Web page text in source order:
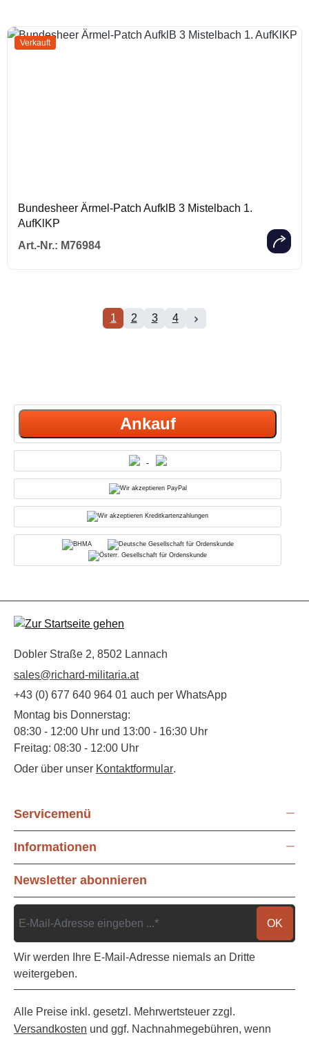
Ankauf
Verkauft
Bundesheer Ärmel-Patch AufklB 3 Mistelbach 1.
AufKlKP
Art.-Nr.: M76984
Regulärer
Seite
1 Seite
2 Seite
3 Seite
4
Dobler Straße 2, 8502 Lannach
sales@richard-militaria.at
+43 (0) 677 640 964 01 auch per WhatsApp
Montag bis Donnerstag:
08:30 - 12:00 Uhr und 13:00 - 16:30 Uhr
Freitag: 08:30 - 12:00 Uhr
Oder über unser Kontaktformular.
Servicemenü
Informationen
Newsletter abonnieren
OK
Wir werden Ihre E-Mail-Adresse niemals an Dritte
weitergeben.
Alle Preise inkl. gesetzl. Mehrwertsteuer zzgl.
Versandkosten und ggf. Nachnahmegebühren, wenn